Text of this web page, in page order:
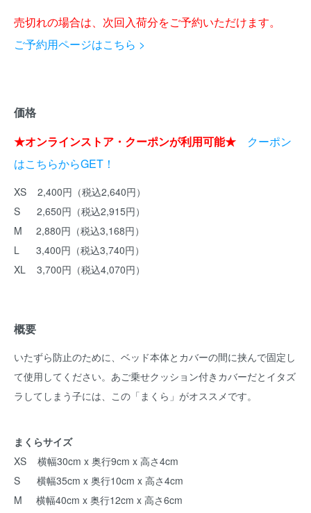
売切れの場合は、次回入荷分をご予約いただけます。
ご予約用ページはこちら >
価格
★オンラインストア・クーポンが利用可能★
クーポン
はこちらからGET！
XS 2,400円（税込2,640円）
S 2,650円（税込2,915円）
M 2,880円（税込3,168円）
L 3,400円（税込3,740円）
XL 3,700円（税込4,070円）
概要
いたずら防止のために、ベッド本体とカバーの間に挟んで固定し
て使用してください。あご乗せクッション付きカバーだとイタズ
ラしてしまう子には、この「まくら」がオススメです。
まくらサイズ
XS 横幅30cm x 奥行9cm x 高さ4cm
S 横幅35cm x 奥行10cm x 高さ4cm
M 横幅40cm x 奥行12cm x 高さ6cm